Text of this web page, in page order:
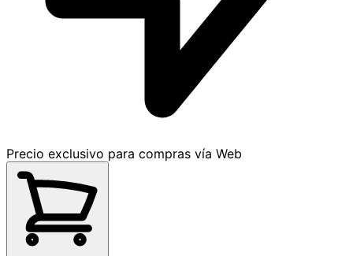
Precio exclusivo para compras vía Web